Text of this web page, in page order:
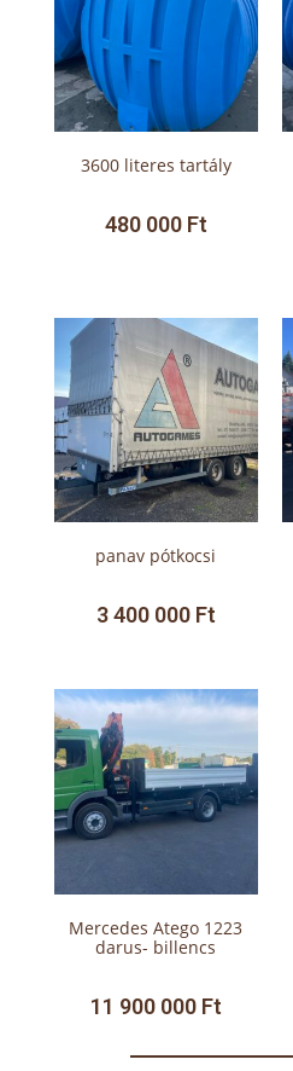
3600 literes tartály
480 000 Ft
panav pótkocsi
3 400 000 Ft
Mercedes Atego 1223
darus- billencs
11 900 000 Ft